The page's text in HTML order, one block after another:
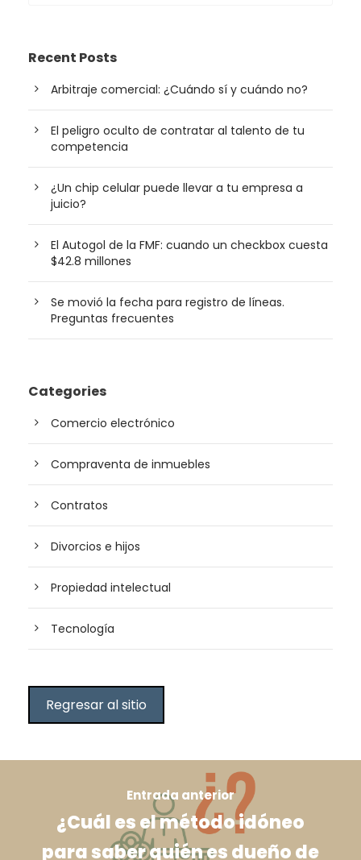
Recent Posts
Arbitraje comercial: ¿Cuándo sí y cuándo no?
El peligro oculto de contratar al talento de tu
competencia
¿Un chip celular puede llevar a tu empresa a
juicio?
El Autogol de la FMF: cuando un checkbox cuesta
$42.8 millones
Se movió la fecha para registro de líneas.
Preguntas frecuentes
Categories
Comercio electrónico
Compraventa de inmuebles
Contratos
Divorcios e hijos
Propiedad intelectual
Tecnología
Regresar al sitio
Entrada anterior
¿Cuál es el método idóneo
para saber quién es dueño de